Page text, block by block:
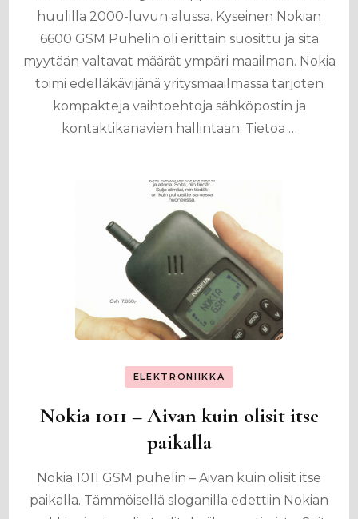
huulilla 2000-luvun alussa. Kyseinen Nokian
6600 GSM Puhelin oli erittäin suosittu ja sitä
myytään valtavat määrät ympäri maailman. Nokia
toimi edelläkävijänä yritysmaailmassa tarjoten
kompakteja vaihtoehtoja sähköpostin ja
kontaktikanavien hallintaan. Tietoa …
ELEKTRONIIKKA
Nokia 1011 – Aivan kuin olisit itse
paikalla
Nokia 1011 GSM puhelin – Aivan kuin olisit itse
paikalla. Tämmöisellä sloganilla edettiin Nokian